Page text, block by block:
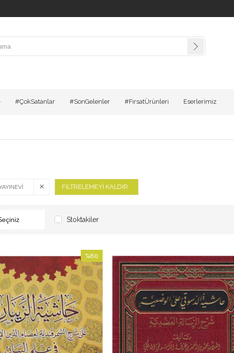
#ÇokSatanlar #SonGelenler #FırsatÜrünleri Eserlerimiz
FILTRELEMEYI KALDIR
Stoktakiler
%60
İndirim
%60İndirim